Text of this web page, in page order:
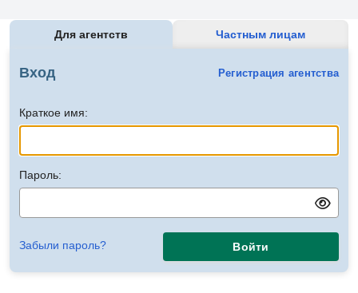
Для агентств Частным лицам
Вход Регистрация агентства
Краткое имя:
Пароль:
Забыли пароль? Войти